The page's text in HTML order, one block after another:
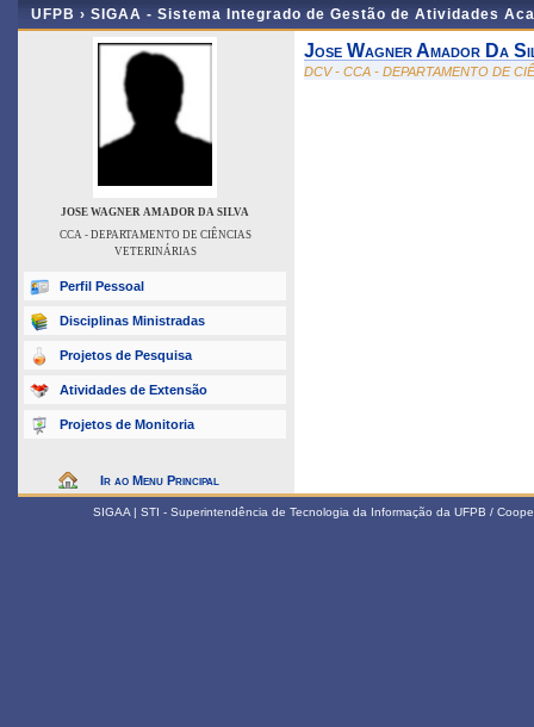
UFPB › SIGAA - Sistema Integrado de Gestão de Atividades
JOSE WAGNER AMADOR DA SILVA
CCA - DEPARTAMENTO DE CIÊNCIAS
VETERINÁRIAS
Perfil Pessoal
Disciplinas Ministradas
Projetos de Pesquisa
Atividades de Extensão
Projetos de Monitoria
Ir ao Menu Principal
Jose Wagner Amador Da
DCV - CCA - DEPARTAMENTO DE
SIGAA | STI - Superintendência de Tecnologia da Informação da UFPB /